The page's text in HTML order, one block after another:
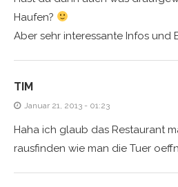
Haufen?
Aber sehr interessante Infos und
TIM
Januar 21, 2013 - 01:23
Haha ich glaub das Restaurant
rausfinden wie man die Tuer